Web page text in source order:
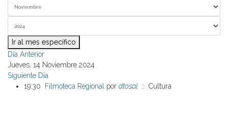
Ir al mes específico
Día Anterior
Jueves, 14 Noviembre 2024
Siguiente Día
19:30
Filmoteca Regional por dtosal :: Cultura